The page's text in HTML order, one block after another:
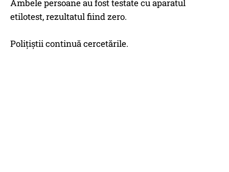
Ambele persoane au fost testate cu aparatul
etilotest, rezultatul fiind zero.
Polițiștii continuă cercetările.